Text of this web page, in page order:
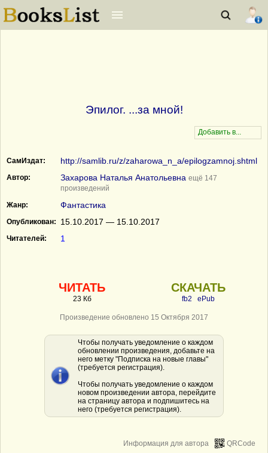
Эпилог. ...за мной!
СамИздат: http://samlib.ru/z/zaharowa_n_a/epilogzamnoj.shtml
Автор: Захарова Наталья Анатольевна ещё 147
произведений
Жанр:
Фантастика
Опубликован: 15.10.2017 — 15.10.2017
Читателей: 1
ЧИТАТЬ
23 Кб
СКАЧАТЬ
fb2 ePub
Произведение обновлено 15 Октября 2017
Чтобы получать уведомление о каждом
обновлении произведения, добавьте на
него метку "Подписка на новые главы"
(требуется регистрация).
Чтобы получать уведомление о каждом
новом произведении автора, перейдите
на страницу автора и подпишитесь на
него (требуется регистрация).
QRCode
Информация для автора